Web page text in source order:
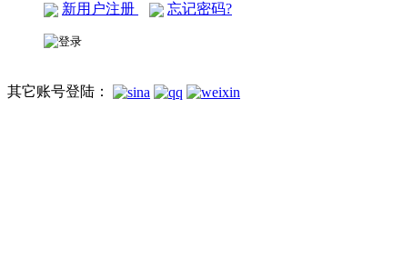
新用户注册 忘记密码?
其它账号登陆：